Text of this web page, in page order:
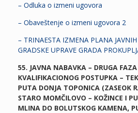
– Odluka o izmeni ugovora
– Obaveštenje o izmeni ugovora 2
– TRINAESTA IZMENA PLANA
GRADSKE UPRAVE GRADA
55. JAVNA NABAVKA – DRUGA FAZA
KVALIFIKACIONOG POSTUPKA –
PUTA DONJA TOPONICA (ZASEOK
STARO MOMČILOVO – KOŽINCE I
MLINA DO BOLUTSKOG KAMENA,